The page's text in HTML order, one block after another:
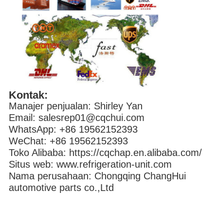
Kontak:
Manajer penjualan: Shirley Yan
Email: salesrep01@cqchui.com
WhatsApp: +86 19562152393
WeChat: +86 19562152393
Toko Alibaba: https://cqchap.en.alibaba.com/
Situs web: www.refrigeration-unit.com
Nama perusahaan: Chongqing ChangHui
automotive parts co.,Ltd